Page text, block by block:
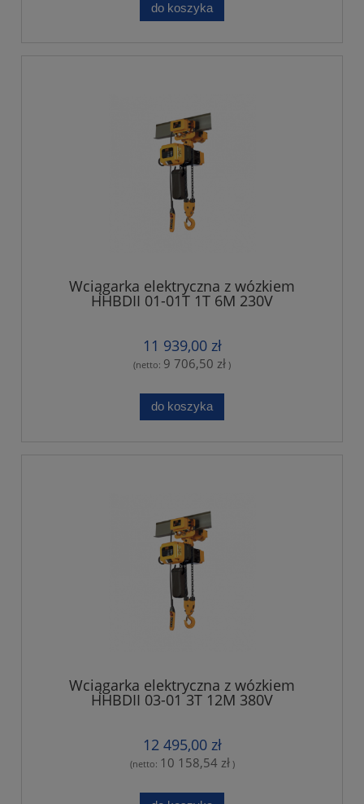
do koszyka
Wciągarka elektryczna z wózkiem
HHBDII 01-01T 1T 6M 230V
11 939,00 zł
(netto: 9 706,50 zł )
do koszyka
Wciągarka elektryczna z wózkiem
HHBDII 03-01 3T 12M 380V
12 495,00 zł
(netto: 10 158,54 zł)